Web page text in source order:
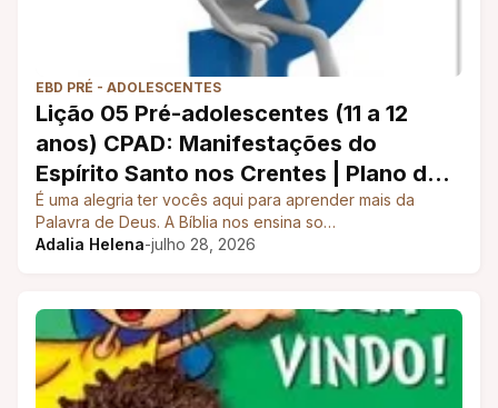
EBD PRÉ - ADOLESCENTES
Lição 05 Pré-adolescentes (11 a 12
anos) CPAD: Manifestações do
Espírito Santo nos Crentes | Plano de
Aula EBD | 3º Trimestre 2026
É uma alegria ter vocês aqui para aprender mais da
Palavra de Deus. A Bíblia nos ensina so…
Adalia Helena-julho 28, 2026